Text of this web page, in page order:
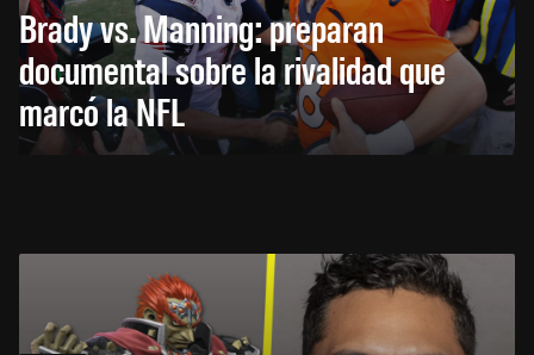
Brady vs. Manning: preparan
documental sobre la rivalidad que
marcó la NFL